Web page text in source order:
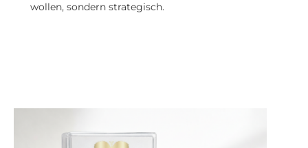
wollen, sondern strategisch.